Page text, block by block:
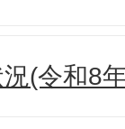
(令和8